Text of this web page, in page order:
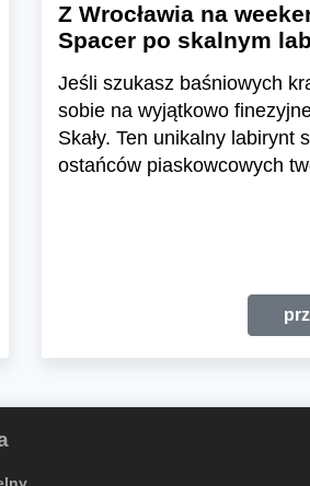
Z Wrocławia na
Spacer po skalnym
Jeśli szukasz baśniowych
sobie na wyjątkowo
Skały. Ten unikalny labirynt
ostańców piaskowcowych